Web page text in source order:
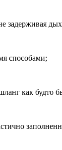
задерживая
способами;
как будто